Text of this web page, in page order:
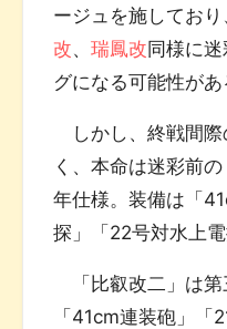
ージュを施してお
改、瑞鳳改同様に
グになる可能性があ
しかし、終戦間際
く、本命は迷彩前
年仕様。装備は「
探」「22号対水上電
「比叡改二」は第
「41cm連装砲」「